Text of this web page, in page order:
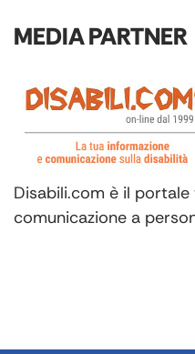
MEDIA PARTNER
Disabili.com è il
comunicazione a